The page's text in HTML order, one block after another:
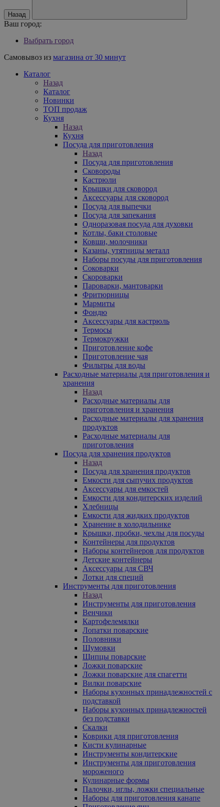
Назад
Ваш город:
Выбрать город
Самовывоз из магазина от 30 минут
Каталог
Назад
Каталог
Новинки
ТОП продаж
Кухня
Назад
Кухня
Посуда для приготовления
Назад
Посуда для приготовления
Сковороды
Кастрюли
Крышки для сковород
Аксессуары для сковород
Посуда для выпечки
Посуда для запекания
Одноразовая посуда для духовки
Котлы, баки столовые
Ковши, молочники
Казаны, утятницы металл
Наборы посуды для приготовления
Соковарки
Скороварки
Пароварки, мантоварки
Фритюрницы
Мармиты
Фондю
Аксессуары для кастрюль
Термосы
Термокружки
Приготовление кофе
Приготовление чая
Фильтры для воды
Расходные материалы для приготовления и
хранения
Назад
Расходные материалы для
приготовления и хранения
Расходные материалы для хранения
продуктов
Расходные материалы для
приготовления
Посуда для хранения продуктов
Назад
Посуда для хранения продуктов
Емкости для сыпучих продуктов
Аксессуары для емкостей
Емкости для кондитерских изделий
Хлебницы
Емкости для жидких продуктов
Хранение в холодильнике
Крышки, пробки, чехлы для посуды
Контейнеры для продуктов
Наборы контейнеров для продуктов
Детские контейнеры
Аксессуары для СВЧ
Лотки для специй
Инструменты для приготовления
Назад
Инструменты для приготовления
Венчики
Картофелемялки
Лопатки поварские
Половники
Шумовки
Щипцы поварские
Ложки поварские
Ложки поварские для спагетти
Вилки поварские
Наборы кухонных принадлежностей с
подставкой
Наборы кухонных принадлежностей
без подставки
Скалки
Коврики для приготовления
Кисти кулинарные
Инструменты кондитерские
Инструменты для приготовления
мороженого
Кулинарные формы
Палочки, иглы, ложки специальные
Наборы для приготовления канапе